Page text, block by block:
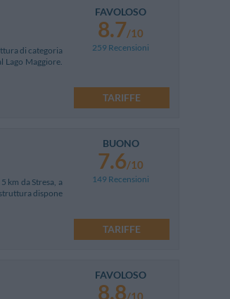
di categoria
Lago Maggiore.
FAVOLOSO
8.7/10
259 Recensioni
TARIFFE
km da Stresa, a
dispone
BUONO
7.6/10
149 Recensioni
TARIFFE
FAVOLOSO
8.8/10